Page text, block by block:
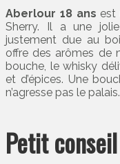
Aberlour 18 ans est
Sherry. Il a une
justement due au
offre des arômes de
bouche, le whisky
et d’épices. Une
n’agresse pas le palais.
Petit